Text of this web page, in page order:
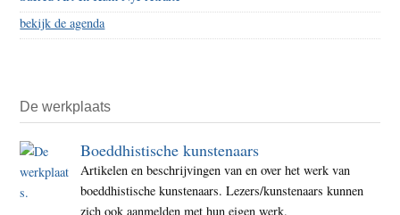
bekijk de agenda
De werkplaats
Boeddhistische kunstenaars
Artikelen en beschrijvingen van en over het werk van
boeddhistische kunstenaars. Lezers/kunstenaars kunnen
zich ook aanmelden met hun eigen werk.